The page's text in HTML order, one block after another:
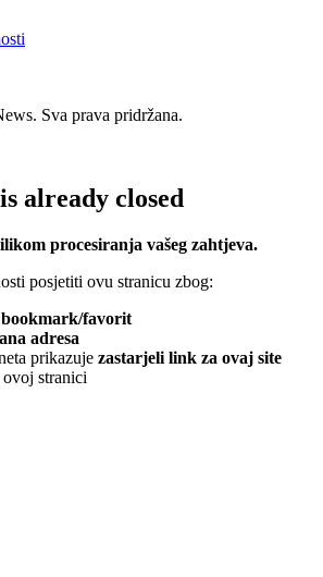
Sva prava pridržana.
already closed
procesiranja vašeg zahtjeva.
posjetiti ovu stranicu zbog:
favorit
adresa
prikazuje zastarjeli link za ovaj site
ovoj stranici